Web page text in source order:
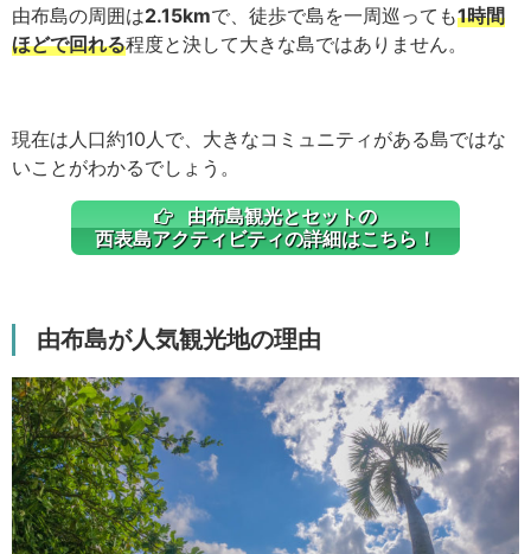
由布島の周囲は2.15kmで、徒歩で島を一周巡っても1時間
ほどで回れる程度と決して大きな島ではありません。
現在は人口約10人で、大きなコミュニティがある島ではな
いことがわかるでしょう。
由布島観光とセットの
西表島アクティビティの詳細はこちら！
由布島が人気観光地の理由